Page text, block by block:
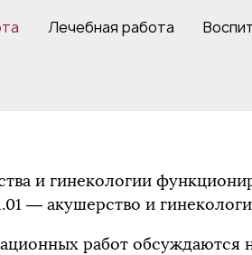
Лечебная работа
и гинекологии
— акушерство и
работ обсуждаются